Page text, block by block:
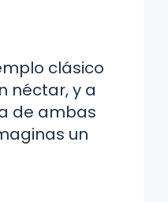
clásico
néctar, y a
de ambas
un